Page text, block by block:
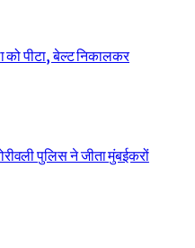
को पीटा, बेल्ट निकालकर
पुलिस ने जीता मुंबईकरों